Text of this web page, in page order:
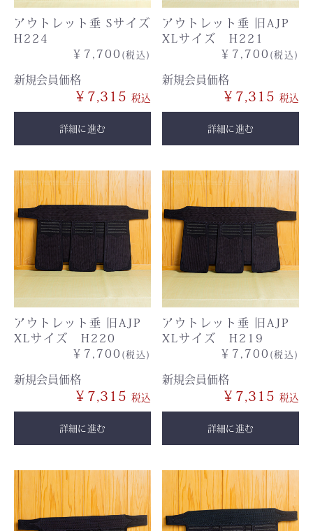
アウトレット垂 Sサイズ
H224
￥7,700 (税込)
新規会員価格
￥7,315
詳細に進む
アウトレット垂 旧AJP
XLサイズ H221
￥7,700 (税込)
新規会員価格
￥7,315
詳細に進む
アウトレット垂 旧AJP
XLサイズ H220
￥7,700 (税込)
新規会員価格
￥7,315
詳細に進む
アウトレット垂 旧AJP
XLサイズ H219
￥7,700 (税込)
新規会員価格
￥7,315
詳細に進む